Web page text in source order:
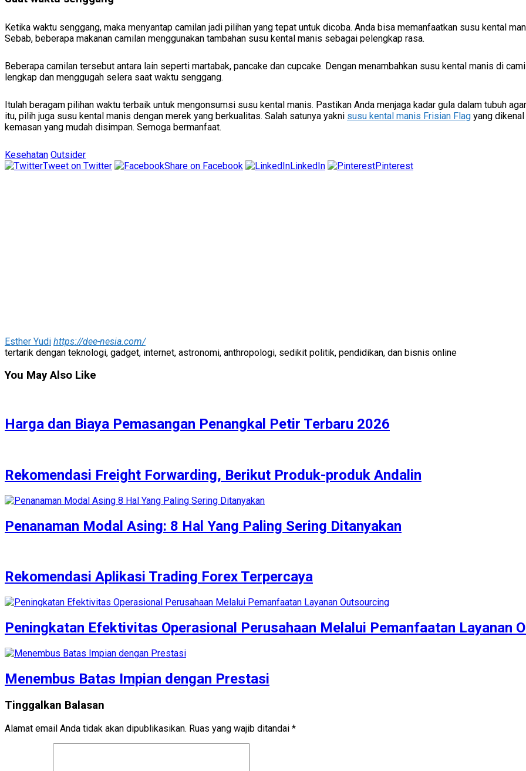
Ketika waktu senggang, maka menyantap camilan jadi pilihan yang tepat untuk dicoba. Anda bisa memanfaatkan susu kental
Sebab, beberapa makanan camilan menggunakan tambahan susu kental manis sebagai pelengkap rasa.
Beberapa camilan tersebut antara lain seperti martabak, pancake dan cupcake. Dengan menambahkan susu kental manis di
lengkap dan menggugah selera saat waktu senggang.
Itulah beragam pilihan waktu terbaik untuk mengonsumsi susu kental manis. Pastikan Anda menjaga kadar gula dalam tubuh
itu, pilih juga susu kental manis dengan merek yang berkualitas. Salah satunya yakni susu kental manis Frisian Flag yang
kemasan yang mudah disimpan. Semoga bermanfaat.
Kesehatan Outsider
Tweet on Twitter
Share on Facebook LinkedIn Pinterest
Esther Yudi https://dee-nesia.com/
tertarik dengan teknologi, gadget, internet, astronomi, anthropologi, sedikit politik, pendidikan, dan bisnis online
You May Also Like
Harga dan Biaya Pemasangan Penangkal Petir Terbaru 2026
Rekomendasi Freight Forwarding, Berikut Produk-produk Andalin
Penanaman Modal Asing: 8 Hal Yang Paling Sering Ditanyakan
Rekomendasi Aplikasi Trading Forex Terpercaya
Peningkatan Efektivitas Operasional Perusahaan Melalui Pemanfaatan Layanan
Menembus Batas Impian dengan Prestasi
Tinggalkan Balasan
Alamat email Anda tidak akan dipublikasikan. Ruas yang wajib ditandai *